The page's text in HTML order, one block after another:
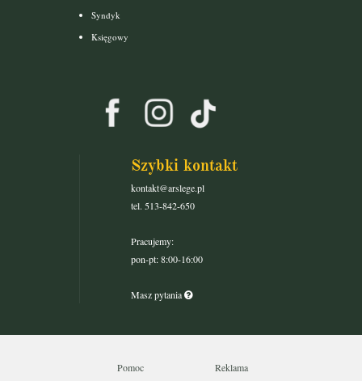
Syndyk
Księgowy
Szybki kontakt
kontakt@arslege.pl
tel. 513-842-650
Pracujemy:
pon-pt: 8:00-16:00
Masz pytania
Pomoc Reklama